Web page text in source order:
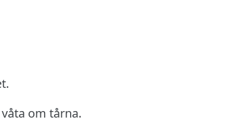
om tårna.